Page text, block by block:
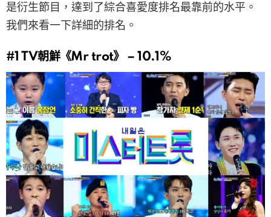
是衍生節目，達到了綜合喜愛度排名最靠前的水平。
我們來看一下詳細的排名。
#1 TV朝鮮《Mr trot》 – 10.1%